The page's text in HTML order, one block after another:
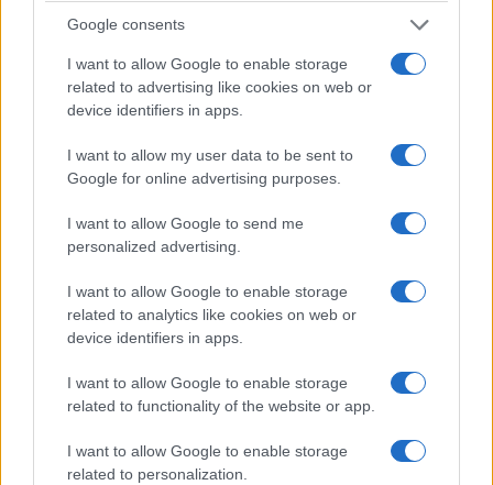
Google consents
I want to allow Google to enable storage
related to advertising like cookies on web or
device identifiers in apps.
I want to allow my user data to be sent to
Google for online advertising purposes.
I want to allow Google to send me
personalized advertising.
I want to allow Google to enable storage
related to analytics like cookies on web or
device identifiers in apps.
I want to allow Google to enable storage
related to functionality of the website or app.
I want to allow Google to enable storage
related to personalization.